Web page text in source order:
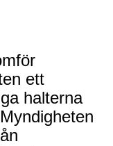
ett
halterna